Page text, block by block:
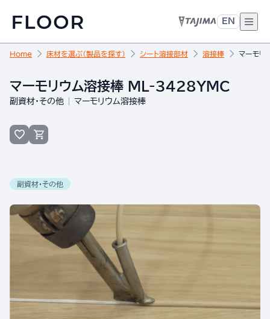
EN
Home 床材を選ぶ（製品を探す） シート溶接部材 溶接棒 マーモ
マーモリウム溶接棒 ML-3428YMC
副資材・その他 マーモリウム溶接棒
副資材・その他